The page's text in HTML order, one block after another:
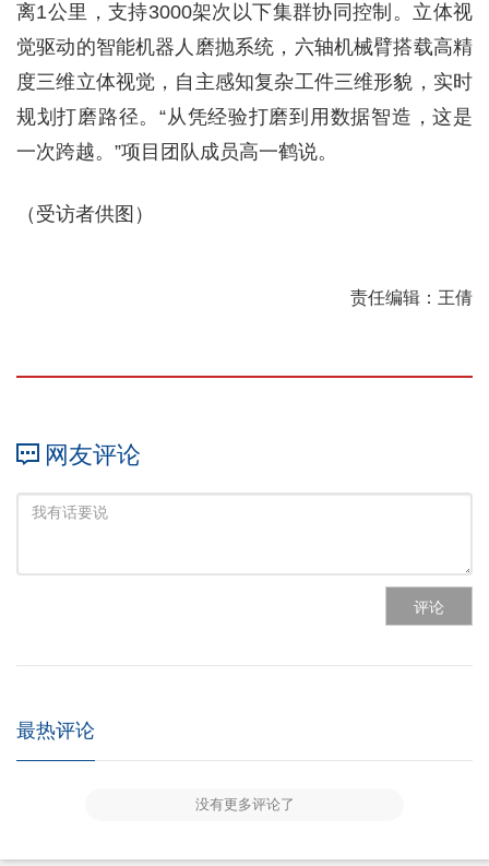
离1公里，支持3000架次以下集群协同控制。立体视
觉驱动的智能机器人磨抛系统，六轴机械臂搭载高精
度三维立体视觉，自主感知复杂工件三维形貌，实时
规划打磨路径。“从凭经验打磨到用数据智造，这是
一次跨越。”项目团队成员高一鹤说。
（受访者供图）
责任编辑：王倩
网友评论
评论
最热评论
没有更多评论了